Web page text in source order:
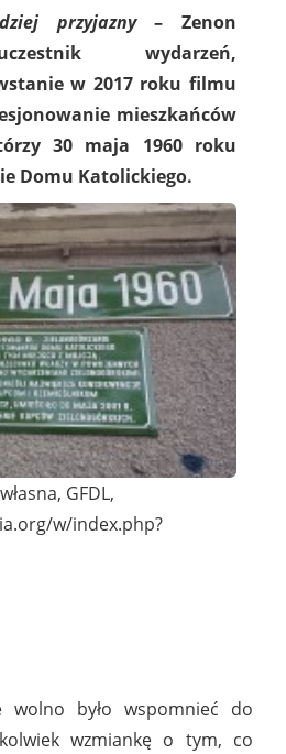
przyjazny– Zenon
wydarzeń,
w 2017 roku filmu
mieszkańców
30 maja 1960 roku
Domu Katolickiego.
GFDL,
w/index.php?
wolno było wspomnieć do
wzmiankę o tym, co